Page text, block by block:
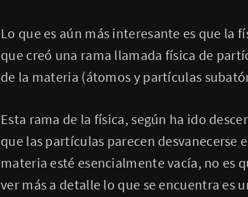
Lo que es aún más interesante es que la
que creó una rama llamada física de
de la materia (átomos y partículas
Esta rama de la física, según ha ido
que las partículas parecen
materia esté esencialmente vacía, no es
ver más a detalle lo que se encuentra es